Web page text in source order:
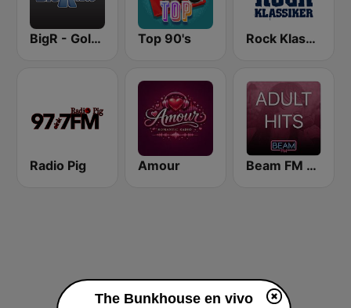
BigR - Golden Oldies Top 90's Rock Klassiker
Radio Pig Amour Beam FM - Adult Hits
The Bunkhouse en vivo